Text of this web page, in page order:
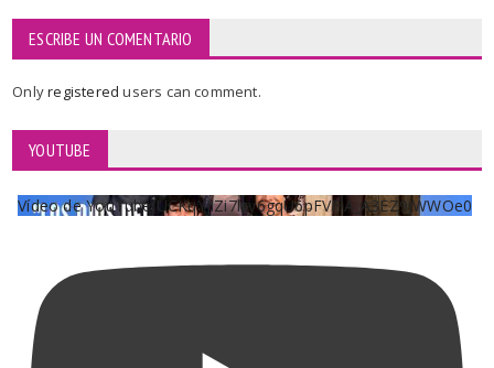
ESCRIBE UN COMENTARIO
Onlyregisteredusers can comment.
YOUTUBE
Vídeo de YouTube UCKqYjiZi7lzy6gqU6pFVFiA_A3EZ9JWWOe0